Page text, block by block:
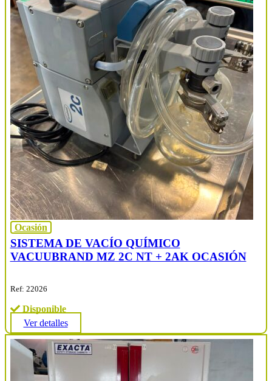
Ocasión
SISTEMA DE VACÍO QUÍMICO
VACUUBRAND MZ 2C NT + 2AK OCASIÓN
Ref: 22026
Disponible
Ver detalles